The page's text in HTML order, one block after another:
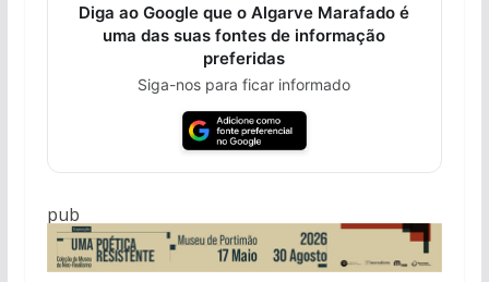
Diga ao Google que o Algarve Marafado é
uma das suas fontes de informação
preferidas
Siga-nos para ficar informado
pub